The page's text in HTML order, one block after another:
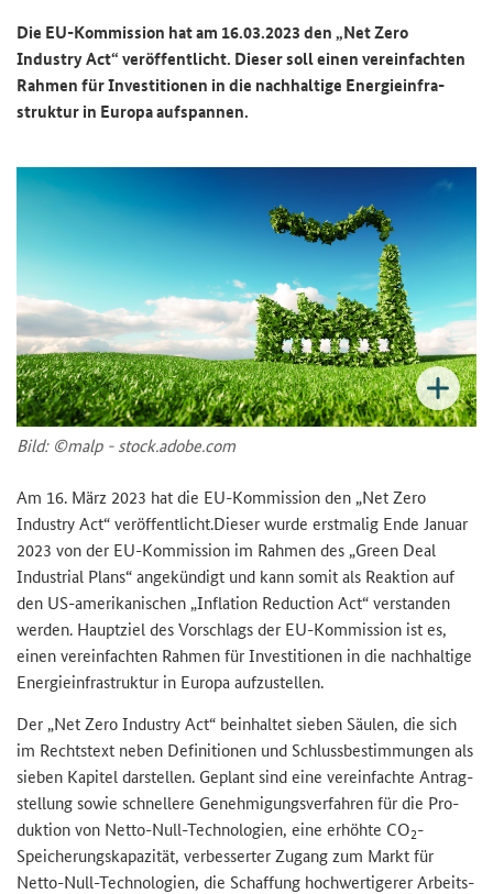
Die EU-​Kommission hat am 16.03.2023 den „Net Zero
Industry Act“ ver­öf­fent­licht. Die­ser soll einen ver­ein­fach­ten
Rah­men für In­ves­ti­tio­nen in die nach­hal­ti­ge En­er­gie­in­fra­
struk­tur in Eu­ro­pa auf­span­nen.
Bild: ©malp - stock.adobe.com
Am 16. März 2023 hat die EU-​Kommission den „Net Zero
Industry Act“ ver­öf­fent­licht.Die­ser wurde erst­ma­lig Ende Ja­nu­ar
2023 von der EU-​Kommission im Rah­men des „Green Deal
Industrial Plans“ an­ge­kün­digt und kann somit als Re­ak­ti­on auf
den US-​amerikanischen „Inflation Reduction Act“ ver­stan­den
wer­den. Haupt­ziel des Vor­schlags der EU-​Kommission ist es,
einen ver­ein­fach­ten Rah­men für In­ves­ti­tio­nen in die nach­hal­ti­ge
En­er­gie­in­fra­struk­tur in Eu­ro­pa auf­zu­stel­len.
Der „Net Zero Industry Act“ be­inhal­tet sie­ben Säu­len, die sich
im Rechts­text neben De­fi­ni­tio­nen und Schluss­be­stim­mun­gen als
sie­ben Ka­pi­tel dar­stel­len. Ge­plant sind eine ver­ein­fach­te An­trag­
stel­lung sowie schnel­le­re Ge­neh­mi­gungs­ver­fah­ren für die Pro­
duk­ti­on von Netto-​Null-Technologien, eine er­höh­te CO2-​
Speicherungskapazität, ver­bes­ser­ter Zu­gang zum Markt für
Netto-​Null-Technologien, die Schaf­fung hoch­wer­ti­ge­rer Ar­beits­